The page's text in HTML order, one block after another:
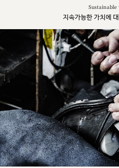
Sustainable
지속가능한 가치에